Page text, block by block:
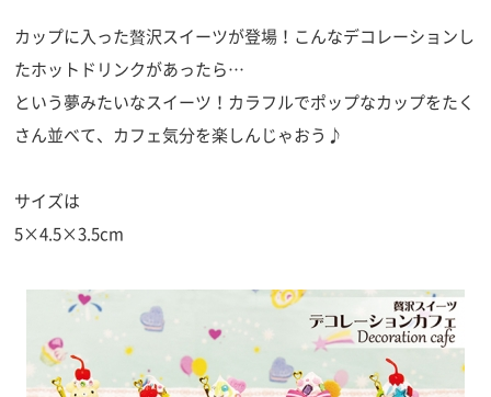
カップに入った贅沢スイーツが登場！こんなデコレーションし
たホットドリンクがあったら…
という夢みたいなスイーツ！カラフルでポップなカップをたく
さん並べて、カフェ気分を楽しんじゃおう♪
サイズは
5×4.5×3.5cm